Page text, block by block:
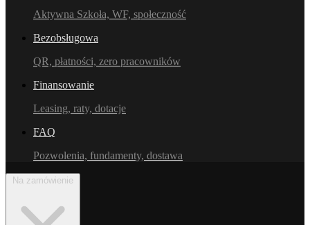
Aktywna Szkoła, WF, społeczność
Bezobsługowa
QR, płatności, zero pracowników
Finansowanie
Leasing, raty, dotacje
FAQ
Pozwolenia, fundamenty, dostawa